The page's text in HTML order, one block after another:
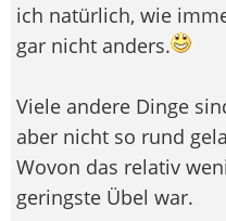
ich natürlich, wie
gar nicht anders.
Viele andere Dinge
aber nicht so rund
Wovon das relativ
geringste Übel war.